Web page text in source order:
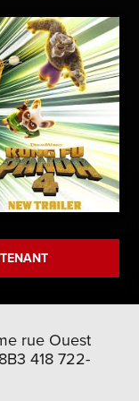
rue Ouest
418 722-